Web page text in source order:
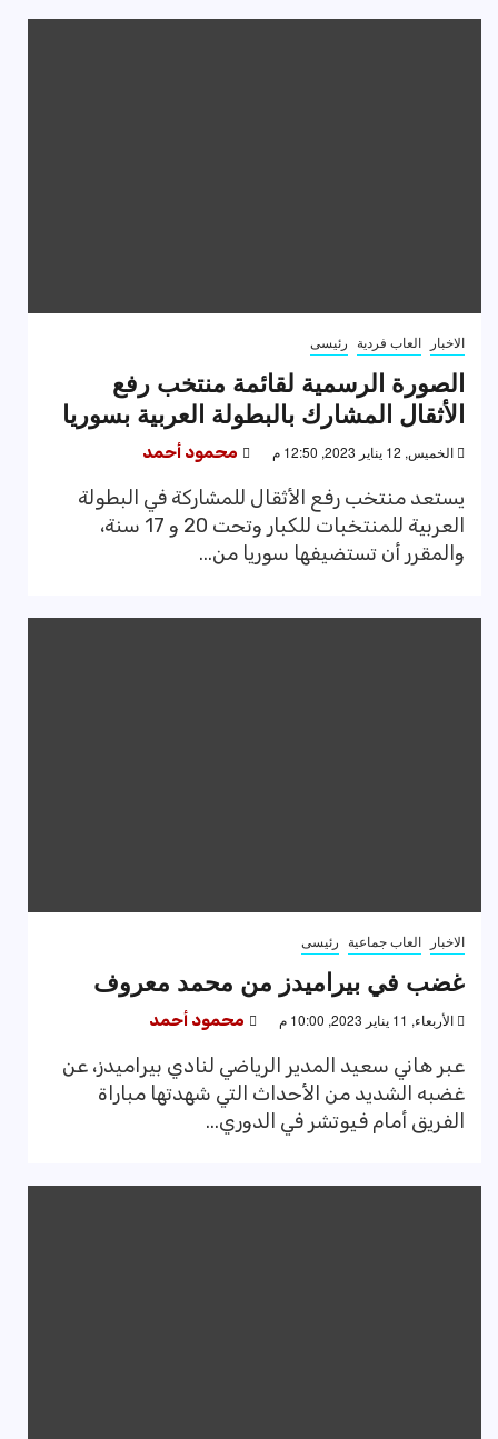
الاخبار العاب فردية رئيسى
الصورة الرسمية لقائمة منتخب رفع
الأثقال المشارك بالبطولة العربية بسوريا
الخميس, 12 يناير 2023, 12:50 م محمود أحمد
يستعد منتخب رفع الأثقال للمشاركة في البطولة
العربية للمنتخبات للكبار وتحت 20 و 17 سنة،
والمقرر أن تستضيفها سوريا من...
الاخبار العاب جماعية رئيسى
غضب في بيراميدز من محمد معروف
الأربعاء, 11 يناير 2023, 10:00 م محمود أحمد
عبر هاني سعيد المدير الرياضي لنادي بيراميدز، عن
غضبه الشديد من الأحداث التي شهدتها مباراة
الفريق أمام فيوتشر في الدوري...